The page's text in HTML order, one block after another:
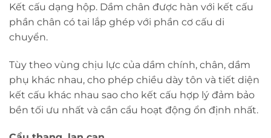
Kết cấu dạng hộp. Dầm chân được hàn với kết cấu
phần chân có tai lắp ghép với phần cơ cấu di
chuyển.
Tùy theo vùng chịu lực của dầm chính, chân, dầm
phụ khác nhau, cho phép chiều dày tôn và tiết diện
kết cấu khác nhau sao cho kết cấu hợp lý đảm bảo
bền tối ưu nhất và cần cẩu hoạt động ổn định nhất.